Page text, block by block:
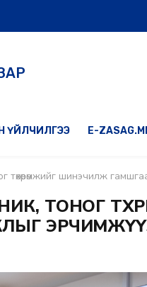
ҮЙЛЧИЛГЭЭ E-
төхөөрөмжийг шинэчилж
ТОНОГ